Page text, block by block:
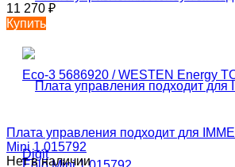
11 270 ₽
Купить
Плата управления подходит для
Mini 1.015792
Нет в наличии